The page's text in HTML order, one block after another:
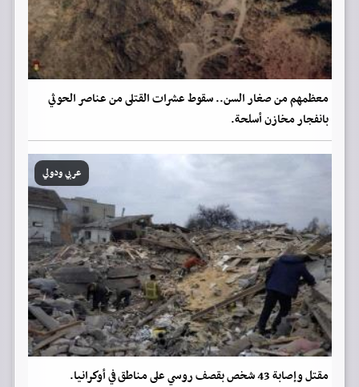
معظمهم من صغار السن.. سقوط عشرات القتلى من عناصر الحوثي
بانفجار مخازن أسلحة.
عربي ودولي
مقتل وإصابة 43 شخص بقصف روسي على مناطق في أوكرانيا.